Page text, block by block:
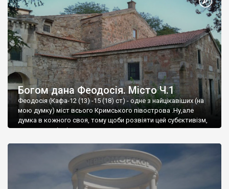
Богом дана Феодосія. Місто Ч.1
Феодосія (Кафа-12 (13) -15 (18) ст) - одне з найцікавіших (на
мою думку) міст всього Кримського півострова .Ну,але
думка в кожного своя, тому щоби розвіяти цей субєктивізм,
запрошую відвідати це